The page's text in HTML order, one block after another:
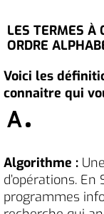
LES TERMES À
ORDRE
Voici les
connaitre qui
A
Algorithme :
d’opérations. En
programmes